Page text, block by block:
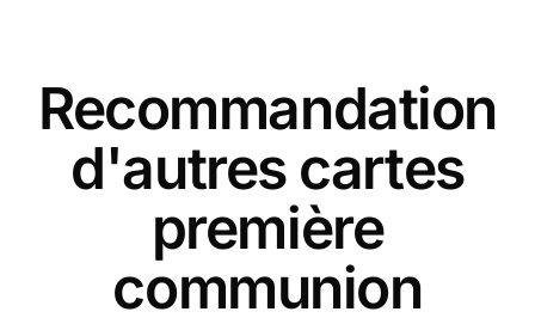
Recommandation
d'autres cartes
première
communion